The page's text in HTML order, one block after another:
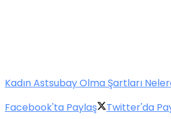
Kadın Astsubay Olma Şartları
Facebook'ta Paylaş
Twitter'da